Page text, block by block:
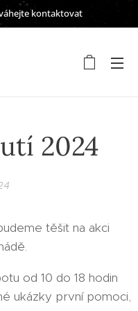
kontaktovat
2024
těšit na akci
od 10 do 18 hodin
ukázky první pomoci,